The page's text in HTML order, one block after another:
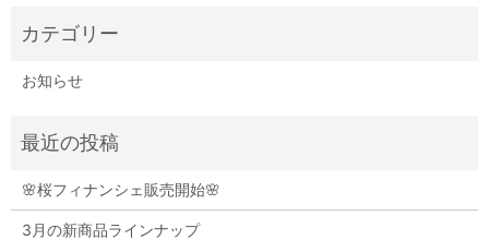
お知らせ
🌸桜フィナンシェ販売開始🌸
3月の新商品ラインナップ